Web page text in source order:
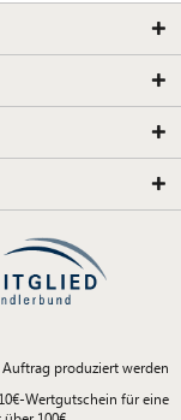
produziert werden
Wertgutschein für eine